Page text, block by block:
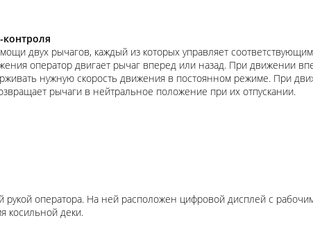
двух рычагов, каждый из которых управляет
оператор двигает рычаг вперед или назад. При движении
нужную скорость движения в постоянном режиме. При
рычаги в нейтральное положение при их отпускании.
оператора. На ней расположен цифровой дисплей с
косильной деки.